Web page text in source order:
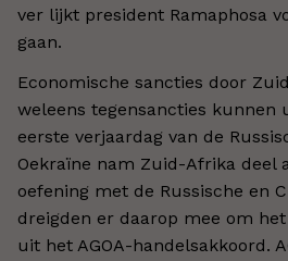
ver lijkt president Ramaphosa
gaan.
Economische sancties door
weleens tegensancties kunnen
eerste verjaardag van de
Oekraïne nam Zuid-Afrika deel
oefening met de Russische en
dreigden er daarop mee om
uit het AGOA-handelsakkoord.